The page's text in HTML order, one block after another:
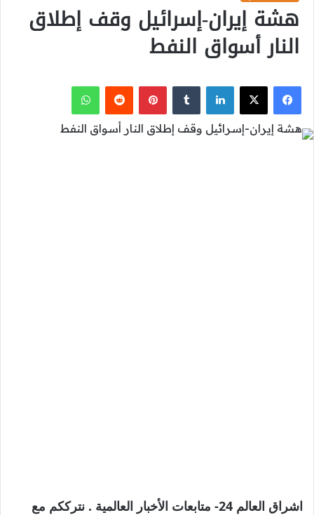
هشة إيران-إسرائيل وقف إطلاق
النار أسواق النفط
فيسبوك
‫X لينكدإن بينتيريست واتساب
اشراق العالم 24- متابعات الأخبار العالمية . نترككم مع